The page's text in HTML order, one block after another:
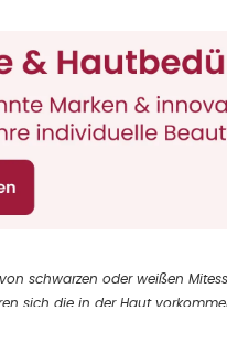
schwarzen oder weißen
sich die in der Haut